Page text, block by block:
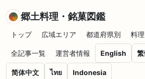
郷土料理・銘菓図鑑
トップ 広域エリア 都道府県別 料
全記事一覧 運営者情報 English
简体中文 ไทย Indonesia